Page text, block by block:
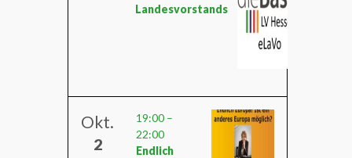
Landesvorstands
Okt.
2
19:00 –
22:00
Endlich